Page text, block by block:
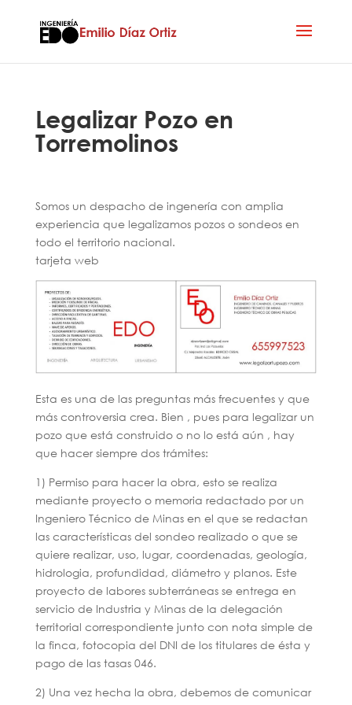
Legalizar Pozo en
Torremolinos
Somos un despacho de ingenería con amplia
experiencia que legalizamos pozos o sondeos en
todo el territorio nacional.
tarjeta web
Esta es una de las preguntas más frecuentes y que
más controversia crea. Bien , pues para legalizar un
pozo que está construido o no lo está aún , hay
que hacer siempre dos trámites:
1) Permiso para hacer la obra, esto se realiza
mediante proyecto o memoria redactado por un
Ingeniero Técnico de Minas en el que se redactan
las características del sondeo realizado o que se
quiere realizar, uso, lugar, coordenadas, geología,
hidrologia, profundidad, diámetro y planos. Este
proyecto de labores subterráneas se entrega en
servicio de Industria y Minas de la delegación
territorial correspondiente junto con nota simple de
la finca, fotocopia del DNI de los titulares de ésta y
pago de las tasas 046.
2) Una vez hecha la obra, debemos de comunicar